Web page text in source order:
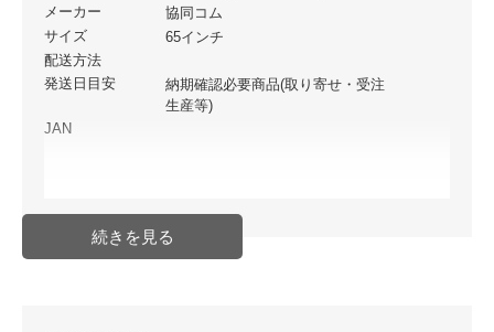
メーカー
協同コム
サイズ
65インチ
配送方法
発送日目安
納期確認必要商品(取り寄せ・受注
生産等)
JAN